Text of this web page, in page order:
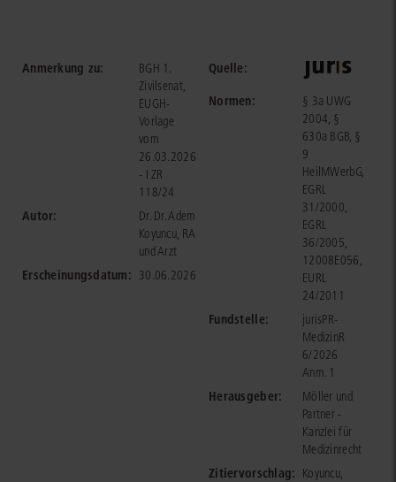
Anmerkung zu:
BGH 1.
Zivilsenat,
EUGH-
Vorlage
vom
26.03.2026
- I ZR
118/24
Autor:
Dr. Dr. Adem
Koyuncu, RA
und Arzt
Erscheinungsdatum: 30.06.2026
Quelle:
Normen:
§ 3a UWG
2004, §
630a BGB, §
9
HeilMWerbG,
EGRL
31/2000,
EGRL
36/2005,
12008E056,
EURL
24/2011
Fundstelle:
jurisPR-
MedizinR
6/2026
Anm. 1
Herausgeber:
Möller und
Partner -
Kanzlei für
Medizinrecht
Zitiervorschlag: Koyuncu,